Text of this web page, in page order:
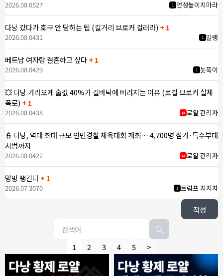
1 언성높이지마라
2026.08.0527
다낭 갔다가 호구 안 당하는 팁 (길거리 브로커 걸러라) + 1
1 말랭
2026.08.0431
베트남 여자랑 결혼하고 싶다+ 1
1 놋푹이
2026.08.0429
💥 다낭 가라오케 술값 40%가 길바닥에 버려지는 이유 (로컬 브로커 실체
폭로) + 1
M 로얄 관리자
2026.08.0438
👮 다낭, 역대 최대 규모 인민경찰 체육대회 개최… 4,700명 참가·특수부대
시범까지
M 로얄 관리자
2026.08.0422
망빙 땡긴다+ 1
1 트럼프 지지자
2026.07.3070
작성
1 2 3 4 5 >